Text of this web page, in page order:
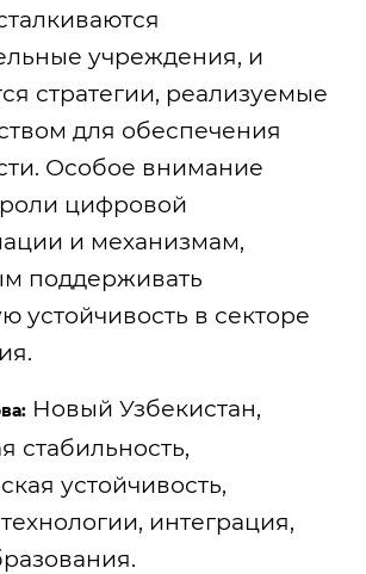
учреждения, и
стратегии, реализуемые
для обеспечения
Особое внимание
цифровой
и механизмам,
поддерживать
устойчивость в секторе
Новый Узбекистан,
стабильность,
устойчивость,
интеграция,